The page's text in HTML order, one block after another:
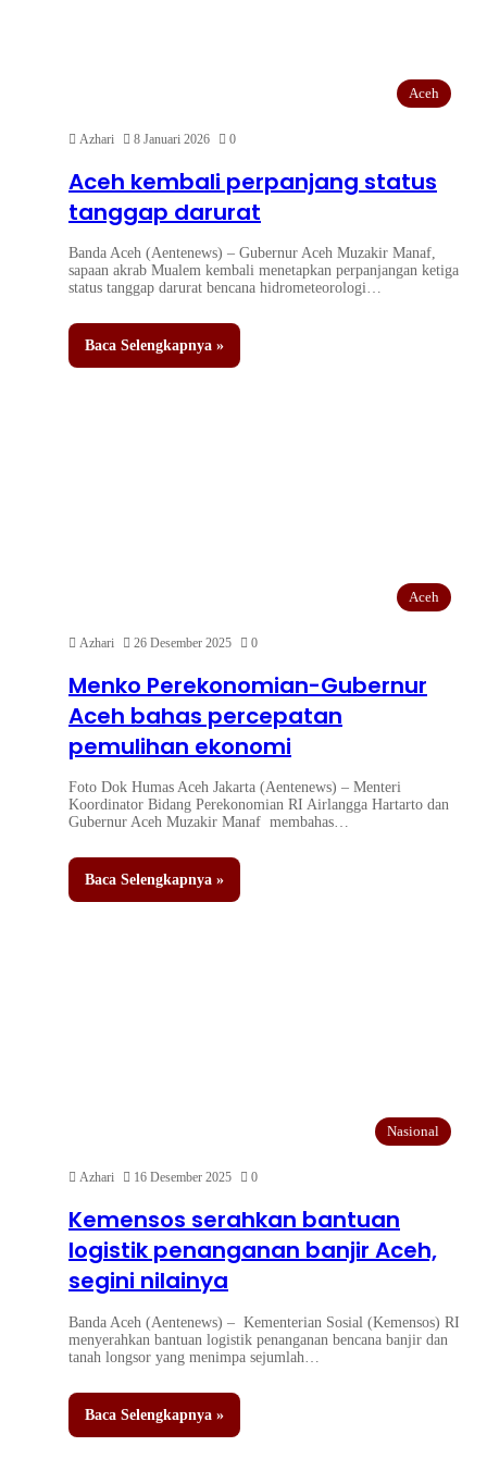
Aceh
Azhari 8 Januari 2026 0
Aceh kembali perpanjang status
tanggap darurat
Banda Aceh (Aentenews) – Gubernur Aceh Muzakir Manaf,
sapaan akrab Mualem kembali menetapkan perpanjangan ketiga
status tanggap darurat bencana hidrometeorologi…
Baca Selengkapnya »
Aceh
Azhari 26 Desember 2025 0
Menko Perekonomian-Gubernur
Aceh bahas percepatan
pemulihan ekonomi
Foto Dok Humas Aceh ‎Jakarta (Aentenews) – Menteri
Koordinator Bidang Perekonomian RI Airlangga Hartarto dan
Gubernur Aceh Muzakir Manaf membahas…
Baca Selengkapnya »
Nasional
Azhari 16 Desember 2025 0
Kemensos serahkan bantuan
logistik penanganan banjir Aceh,
segini nilainya
Banda Aceh (Aentenews) – Kementerian Sosial (Kemensos) RI
menyerahkan bantuan logistik penanganan bencana banjir dan
tanah longsor yang menimpa sejumlah…
Baca Selengkapnya »